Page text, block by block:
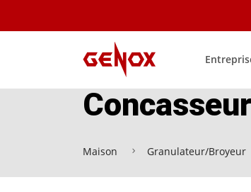
Maison Granulateur/Broyeur